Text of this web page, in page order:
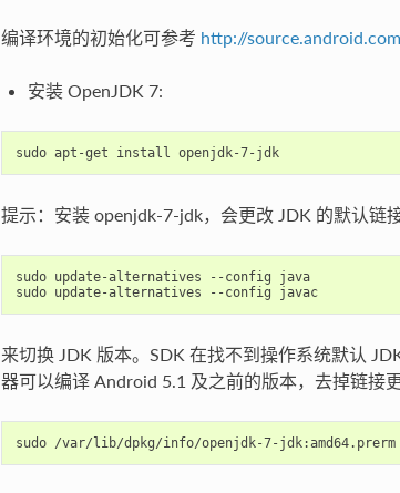
编译环境的初始化可参考 http://
安装 OpenJDK 7:
sudo apt-get install openjdk-7-jdk
提示：安装 openjdk-7-jdk，会更改 JDK 的默认链
sudo update-alternatives --config java
sudo update-alternatives --config javac
来切换 JDK 版本。SDK 在找不到操作系统默认
器可以编译 Android 5.1 及之前的版本，去掉链接更